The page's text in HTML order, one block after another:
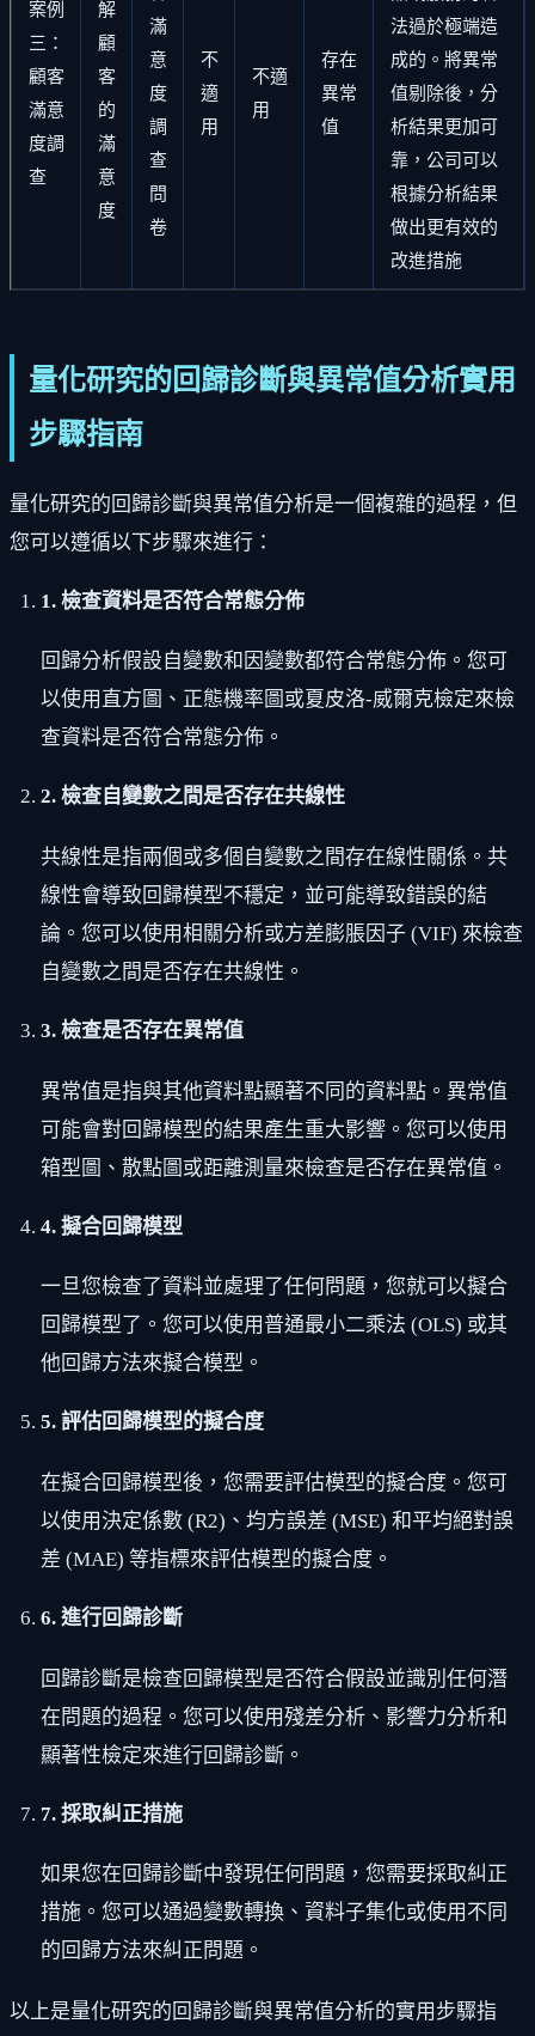
案例
三：
顧客
滿意
度調
查
解
顧
客
的
滿
意
度
滿
意
度
調
查
問
卷
不
適
用
不適
用
存在
異常
值
法過於極端造
成的。將異常
值剔除後，分
析結果更加可
靠，公司可以
根據分析結果
做出更有效的
改進措施
量化研究的回歸診斷與異常值分析實用
步驟指南
量化研究的回歸診斷與異常值分析是一個複雜的過程，但
您可以遵循以下步驟來進行：
1. 檢查資料是否符合常態分佈
回歸分析假設自變數和因變數都符合常態分佈。您可
以使用直方圖、正態機率圖或夏皮洛-威爾克檢定來檢
查資料是否符合常態分佈。
2. 檢查自變數之間是否存在共線性
共線性是指兩個或多個自變數之間存在線性關係。共
線性會導致回歸模型不穩定，並可能導致錯誤的結
論。您可以使用相關分析或方差膨脹因子 (VIF) 來檢查
自變數之間是否存在共線性。
3. 檢查是否存在異常值
異常值是指與其他資料點顯著不同的資料點。異常值
可能會對回歸模型的結果產生重大影響。您可以使用
箱型圖、散點圖或距離測量來檢查是否存在異常值。
4. 擬合回歸模型
一旦您檢查了資料並處理了任何問題，您就可以擬合
回歸模型了。您可以使用普通最小二乘法 (OLS) 或其
他回歸方法來擬合模型。
5. 評估回歸模型的擬合度
在擬合回歸模型後，您需要評估模型的擬合度。您可
以使用決定係數 (R2)、均方誤差 (MSE) 和平均絕對誤
差 (MAE) 等指標來評估模型的擬合度。
6. 進行回歸診斷
回歸診斷是檢查回歸模型是否符合假設並識別任何潛
在問題的過程。您可以使用殘差分析、影響力分析和
顯著性檢定來進行回歸診斷。
7. 採取糾正措施
如果您在回歸診斷中發現任何問題，您需要採取糾正
措施。您可以通過變數轉換、資料子集化或使用不同
的回歸方法來糾正問題。
以上是量化研究的回歸診斷與異常值分析的實用步驟指